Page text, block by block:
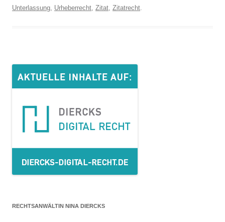
Unterlassung, Urheberrecht, Zitat, Zitatrecht.
RECHTSANWÄLTIN NINA DIERCKS